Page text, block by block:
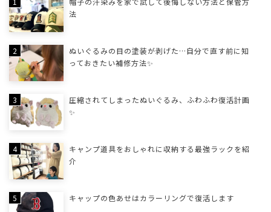
法
ぬいぐるみの目の塗装が剥げた…自分で直す前に知
っておきたい補修方法✨
圧縮されてしまったぬいぐるみ、ふわふわ復活計画
✨
キャンプ道具をおしゃれに収納する最強ラックを紹
介
キャップの色あせはカラーリングで復活します